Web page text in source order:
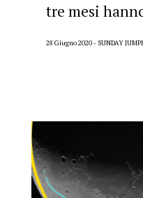
tre mesi
28 Giugno 2020 SUNDAY